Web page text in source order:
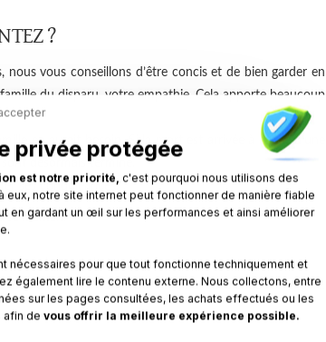
?
vous conseillons d’être concis et de bien garder en
du disparu, votre empathie. Cela apporte beaucoup
en aurait besoin. Si la mort est arrivée à cause d’une
désormais terminé.
ses condoléances.
sa maman.
appris la mort de ta mère ».
était à mes yeux une femme remarquable, douce et gaie.
privée protégée
est notre priorité, c'est pourquoi nous utilisons des
eux, notre site internet peut fonctionner de manière fiable
en gardant un œil sur les performances et ainsi améliorer
nécessaires pour que tout fonctionne techniquement et
également lire le contenu externe. Nous collectons, entre
sur les pages consultées, les achats effectués ou les
afin de vous offrir la meilleure expérience possible.